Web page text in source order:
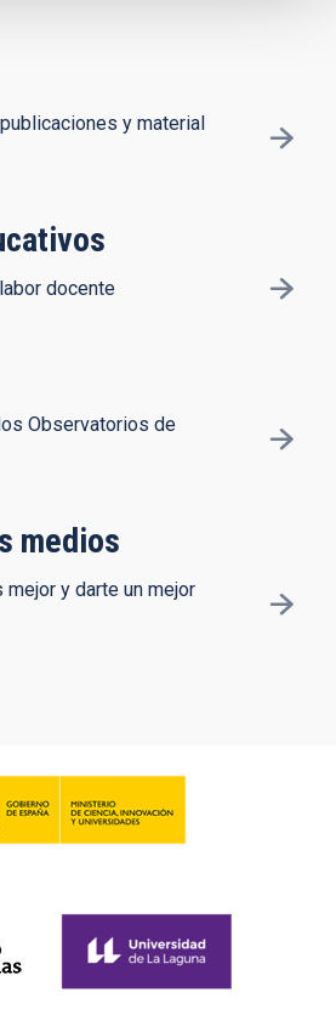
y material
docente
Observatorios de
medios
mejor y darte un mejor